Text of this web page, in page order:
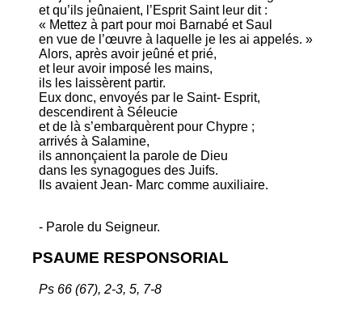
et qu’ils jeûnaient, l’Esprit Saint leur dit :
« Mettez à part pour moi Barnabé et Saul
en vue de l’œuvre à laquelle je les ai appelés. »
Alors, après avoir jeûné et prié,
et leur avoir imposé les mains,
ils les laissèrent partir.
Eux donc, envoyés par le Saint- Esprit,
descendirent à Séleucie
et de là s’embarquèrent pour Chypre ;
arrivés à Salamine,
ils annonçaient la parole de Dieu
dans les synagogues des Juifs.
Ils avaient Jean- Marc comme auxiliaire.
- Parole du Seigneur.
PSAUME RESPONSORIAL
Ps 66 (67), 2-3, 5, 7-8